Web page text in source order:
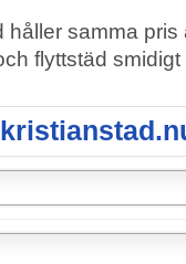
håller samma
flyttstäd